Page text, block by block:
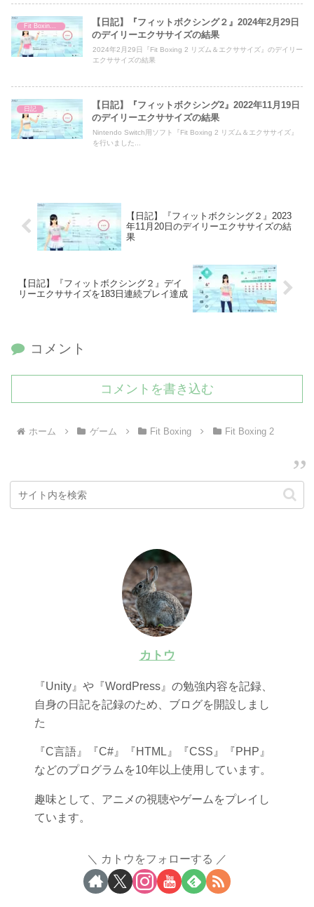
【日記】『フィットボクシング２』2024年2月29日
のデイリーエクササイズの結果
2024年2月29日『Fit Boxing 2 リズム＆エクササイズ』のデイリー
エクササイズの結果
日記
【日記】『フィットボクシング2』2022年11月19日
のデイリーエクササイズの結果
Nintendo Switch用ソフト『Fit Boxing 2 リズム＆エクササイズ』
を行いました...
【日記】『フィットボクシング２』2023
年11月20日のデイリーエクササイズの結
果
【日記】『フィットボクシング２』デイ
リーエクササイズを183日連続プレイ達成
コメント
コメントを書き込む
ホーム ゲーム Fit Boxing Fit Boxing 2
カトウ
『Unity』や『WordPress』の勉強内容を記録、
自身の日記を記録のため、ブログを開設しまし
た
『C言語』『C#』『HTML』『CSS』『PHP』
などのプログラムを10年以上使用しています。
趣味として、アニメの視聴やゲームをプレイし
ています。
カトウをフォローする